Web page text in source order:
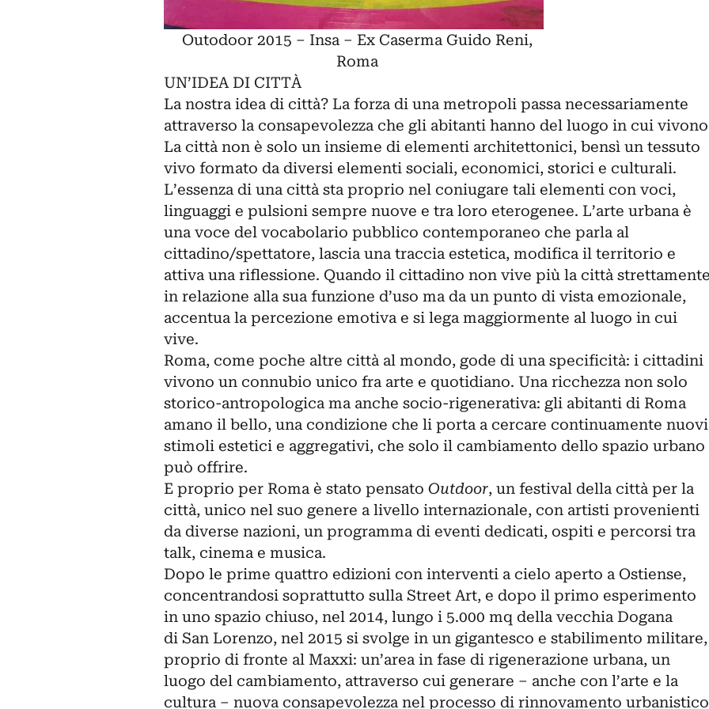
Outodoor 2015 – Insa – Ex Caserma Guido Reni,
Roma
UN’IDEA DI CITTÀ
La nostra idea di città? La forza di una metropoli passa necessariamente
attraverso la consapevolezza che gli abitanti hanno del luogo in cui
La città non è solo un insieme di elementi architettonici, bensì un tessuto
vivo formato da diversi elementi sociali, economici, storici e culturali.
L’essenza di una città sta proprio nel coniugare tali elementi con voci,
linguaggi e pulsioni sempre nuove e tra loro eterogenee. L’arte urbana è
una voce del vocabolario pubblico contemporaneo che parla al
cittadino/spettatore, lascia una traccia estetica, modifica il territorio e
attiva una riflessione. Quando il cittadino non vive più la città strettamente
in relazione alla sua funzione d’uso ma da un punto di vista emozionale,
accentua la percezione emotiva e si lega maggiormente al luogo in cui
vive.
Roma, come poche altre città al mondo, gode di una specificità: i cittadini
vivono un connubio unico fra arte e quotidiano. Una ricchezza non solo
storico-antropologica ma anche socio-rigenerativa: gli abitanti di Roma
amano il bello, una condizione che li porta a cercare continuamente nuovi
stimoli estetici e aggregativi, che solo il cambiamento dello spazio urbano
può offrire.
E proprio per Roma è stato pensato Outdoor, un festival della città per la
città, unico nel suo genere a livello internazionale, con artisti provenienti
da diverse nazioni, un programma di eventi dedicati, ospiti e percorsi tra
talk, cinema e musica.
Dopo le prime quattro edizioni con interventi a cielo aperto a Ostiense,
concentrandosi soprattutto sulla Street Art, e dopo il primo esperimento
in uno spazio chiuso, nel 2014, lungo i 5.000 mq della vecchia Dogana
di San Lorenzo, nel 2015 si svolge in un gigantesco e stabilimento militare,
proprio di fronte al Maxxi: un’area in fase di rigenerazione urbana, un
luogo del cambiamento, attraverso cui generare – anche con l’arte e la
cultura – nuova consapevolezza nel processo di rinnovamento urbanistico